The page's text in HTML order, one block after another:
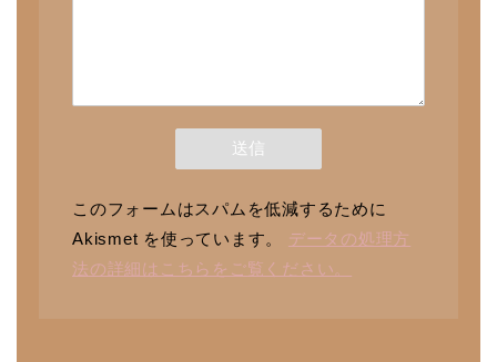
このフォームはスパムを低減するために
Akismet を使っています。
データの処理方
法の詳細はこちらをご覧ください。